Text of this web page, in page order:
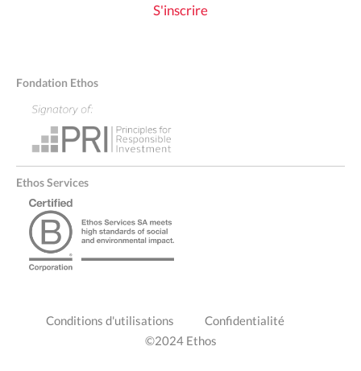
S'inscrire
Fondation Ethos
Ethos Services
PIED
Conditions d'utilisations
Confidentialité
©2024 Ethos